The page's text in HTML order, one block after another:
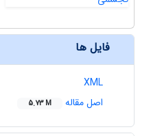
فایل ها
XML
اصل مقاله
5.73 M